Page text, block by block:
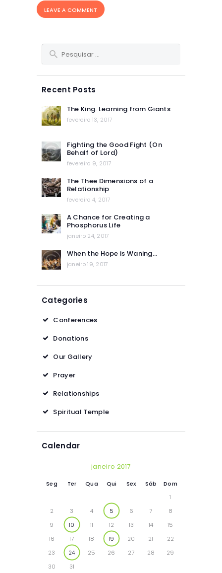
Pesquisar
por:
Recent Posts
The King. Learning from Giants
fevereiro 13, 2017
Fighting the Good Fight (On
Behalf of Lord)
fevereiro 9, 2017
The Thee Dimensions of a
Relationship
fevereiro 4, 2017
A Chance for Creating a
Phosphorus Life
janeiro 24, 2017
When the Hope is Waning…
janeiro 19, 2017
Categories
Conferences
Donations
Our Gallery
Prayer
Relationships
Spiritual Temple
Calendar
janeiro 2017
Seg Ter Qua Qui Sex Sáb
Dom
1
2
3 4 5 6 7
8
9
10 11 12 13 14
15
16
17 18 19 20 21
22
23
24 25 26 27 28
29
30
31